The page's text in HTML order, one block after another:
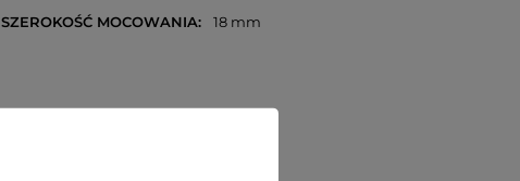
SZEROKOŚĆ MOCOWANIA 18 mm